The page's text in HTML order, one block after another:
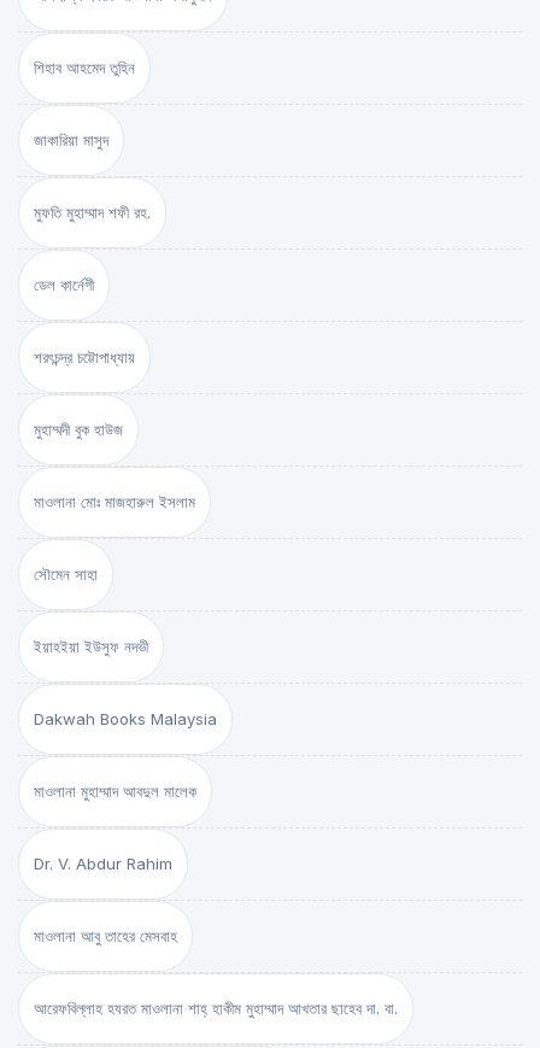
শিহাব আহমেদ তুহিন
জাকারিয়া মাসুদ
মুফতি মুহাম্মাদ শফী রহ.
ডেল কার্নেগী
শরৎচন্দ্র চট্টোপাধ্যায়
মুহাম্মদী বুক হাউজ
মাওলানা মোঃ মাজহারুল ইসলাম
সৌমেন সাহা
ইয়াহইয়া ইউসুফ নদভী
Dakwah Books Malaysia
মাওলানা মুহাম্মাদ আবদুল মালেক
Dr. V. Abdur Rahim
মাওলানা আবু তাহের মেসবাহ
আরেফবিল্লাহ হযরত মাওলানা শাহ্ হাকীম মুহাম্মাদ আখতার ছাহেব দা. বা.